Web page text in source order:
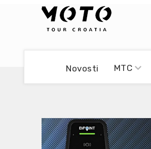
Novosti MTC
Moto servisi
Damir Pritišanac - Prile
Dario Dinter - Moto TOZ